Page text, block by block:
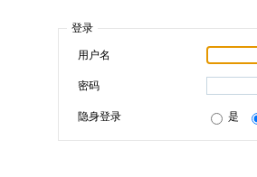
登录
用户名
密码
隐身登录 是